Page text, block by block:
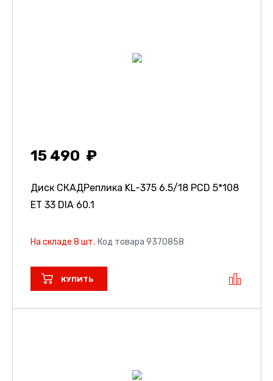
15 490
Диск СКАДРеплика KL-375 6.5/18 PCD 5*108
ET 33 DIA 60.1
На складе 8 шт. Код товара 9370858
КУПИТЬ